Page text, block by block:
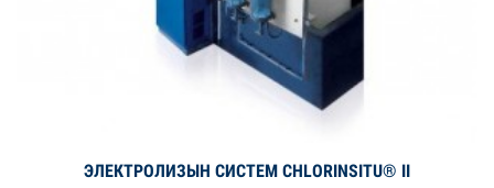
Дэлгэрэнгүй
ЭЛЕКТРОЛИЗЫН СИСТЕМ CHLORINSITU® II